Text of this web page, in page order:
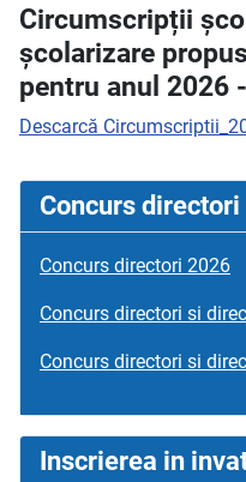
Circumscripții
școlarizare propus
pentru anul 2026
Descarcă
Concurs directori
Concurs directori 2026
Concurs directori si
Concurs directori si
Inscrierea in